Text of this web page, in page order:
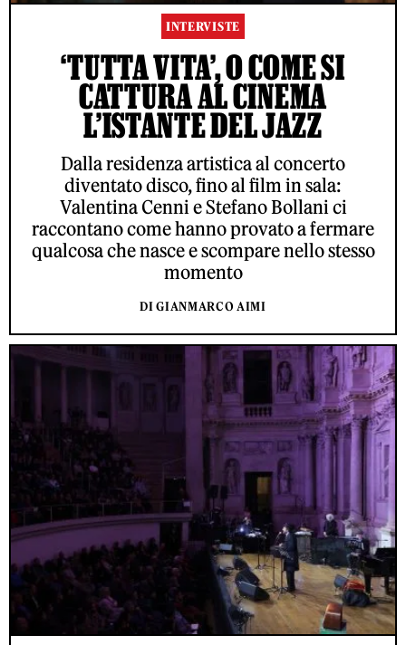
INTERVISTE
‘TUTTA VITA’, O COME SI
CATTURA AL CINEMA
L’ISTANTE DEL JAZZ
Dalla residenza artistica al concerto
diventato disco, fino al film in sala:
Valentina Cenni e Stefano Bollani ci
raccontano come hanno provato a fermare
qualcosa che nasce e scompare nello stesso
momento
DI GIANMARCO AIMI